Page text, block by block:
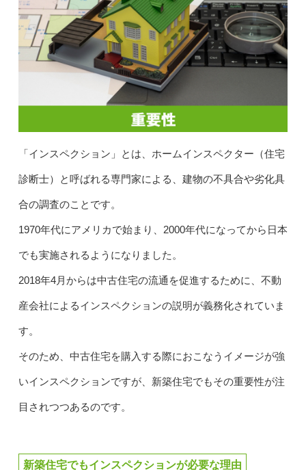
「インスペクション」とは、ホームインスペクター（住宅
診断士）と呼ばれる専門家による、建物の不具合や劣化具
合の調査のことです。
1970年代にアメリカで始まり、2000年代になってから日本
でも実施されるようになりました。
2018年4月からは中古住宅の流通を促進するために、不動
産会社によるインスペクションの説明が義務化されていま
す。
そのため、中古住宅を購入する際におこなうイメージが強
いインスペクションですが、新築住宅でもその重要性が注
目されつつあるのです。
新築住宅でもインスペクションが必要な理由